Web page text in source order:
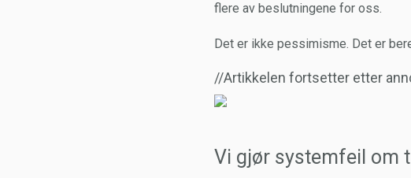
flere av beslutningene for oss.
Det er ikke pessimisme. Det er
//Artikkelen fortsetter etter
Vi gjør systemfeil om